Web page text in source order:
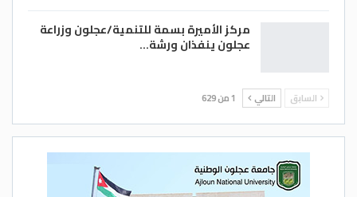
مركز الأميرة بسمة للتنمية/عجلون وزراعة
عجلون ينفذان ورشة…
السابق التالي 1 من 629